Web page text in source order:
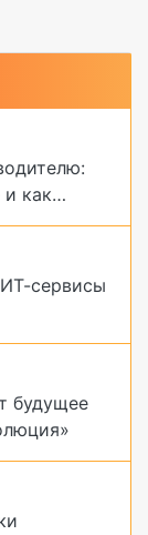
и как
сервисы
будущее